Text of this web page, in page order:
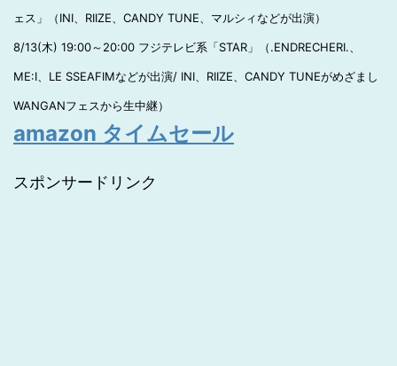
ェス」（INI、RIIZE、CANDY TUNE、マルシィなどが出演）
8/13(木) 19:00～20:00 フジテレビ系「STAR」（.ENDRECHERI.、
ME:I、LE SSEAFIMなどが出演/ INI、RIIZE、CANDY TUNEがめざまし
WANGANフェスから生中継）
amazon タイムセール
スポンサードリンク